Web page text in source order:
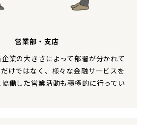
営業部・支店
業の大きさによって部署が分かれて
けではなく、様々な金融サービスを
働した営業活動も積極的に行ってい